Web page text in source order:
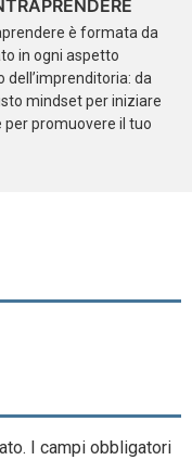
è formata da
in ogni aspetto
da
mindset per iniziare
promuovere il tuo
I campi obbligatori